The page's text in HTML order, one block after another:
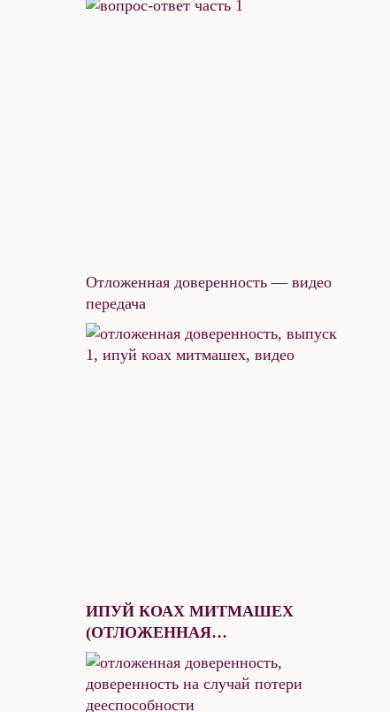
Отложенная доверенность — видео
передача
ИПУЙ КОАХ МИТМАШЕХ
(ОТЛОЖЕННАЯ
ДОВЕРЕННОСТЬ) В ВОПРОСАХ
И ОТВЕТАХ. ЧАСТЬ 1